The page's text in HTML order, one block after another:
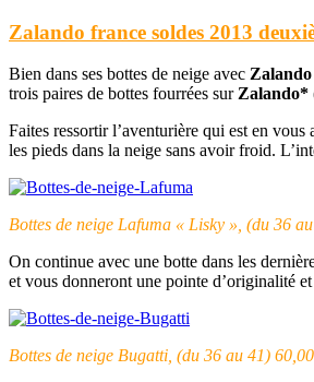
Zalando france soldes 2013
Bien dans ses bottes de neige avec Zalando
trois paires de bottes fourrées sur Zalando*
Faites ressortir l’aventurière qui est en
les pieds dans la neige sans avoir froid.
Bottes de neige Lafuma « Lisky », (du 36
On continue avec une botte dans les
et vous donneront une pointe d’originalité
Bottes de neige Bugatti, (du 36 au 41)